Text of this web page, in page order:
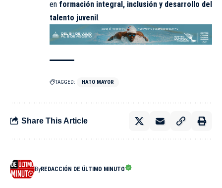
en formación integral, inclusión y desarrollo del
talento juvenil.
TAGGED: HATO MAYOR
Share This Article
ByREDACCIÓN DE ÚLTIMO MINUTO